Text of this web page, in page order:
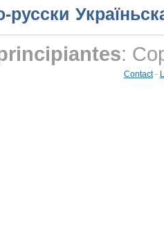
русски
:
Contact-